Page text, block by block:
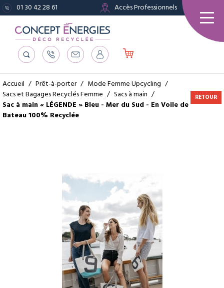
01 30 42 28 61 Accès Professionnels
Accueil / Prêt-à-porter / Mode Femme Upcycling /
Sacs et Bagages Recyclés Femme / Sacs à main /
Sac à main « LÉGENDE » Bleu - Mer du Sud - En Voile de
Bateau 100% Recyclée
RETOUR